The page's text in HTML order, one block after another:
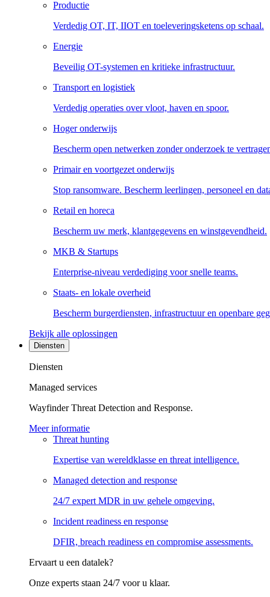
Productie
Verdedig OT, IT, IIOT en toeleveringsketens op schaal.
Energie
Beveilig OT-systemen en kritieke infrastructuur.
Transport en logistiek
Verdedig operaties over vloot, haven en spoor.
Hoger onderwijs
Bescherm open netwerken zonder onderzoek te
Primair en voortgezet onderwijs
Stop ransomware. Bescherm leerlingen, personeel en
Retail en horeca
Bescherm uw merk, klantgegevens en winstgevendheid.
MKB & Startups
Enterprise-niveau verdediging voor snelle teams.
Staats- en lokale overheid
Bescherm burgerdiensten, infrastructuur en openbare
Bekijk alle oplossingen
Diensten
Diensten
Managed services
Wayfinder Threat Detection and Response.
Meer informatie
Threat hunting
Expertise van wereldklasse en threat intelligence.
Managed detection and response
24/7 expert MDR in uw gehele omgeving.
Incident readiness en response
DFIR, breach readiness en compromise assessments.
Ervaart u een datalek?
Onze experts staan 24/7 voor u klaar.